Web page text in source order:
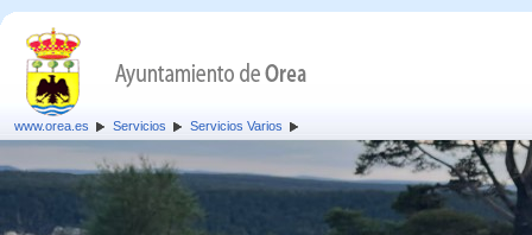
www.orea.es Servicios Servicios Varios